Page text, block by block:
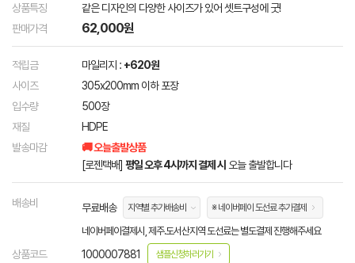
상품특징
같은 디자인의 다양한 사이즈가 있어 셋트구성에 굿!
판매가격
62,000원
적립금 마일리지 : +620원
사이즈
305x200mm 이하 포장
입수량
500장
재질
HDPE
발송마감
🚚 오늘출발상품
[로젠택배] 평일 오후 4시까지 결제 시 오늘 출발합니다
배송비 무료배송 지역별 추가배송비 ※ 네이버페이 도선료 추가결제
네이버페이결제시, 제주.도서산지역 도선료는 별도결제 진행해주세요
상품코드 1000007881 샘플신청하러가기